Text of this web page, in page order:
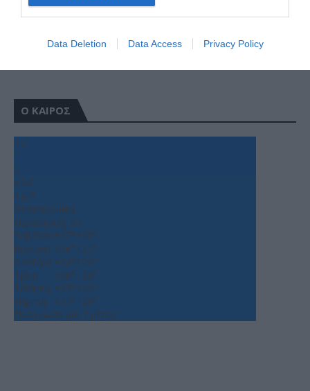
Data Deletion Data Access Privacy Policy
Ο ΚΑΙΡΟΣ
+31
°
C
+34°
+27°
Θεσσαλονίκη
Παρασκευή, 07
Σάββατο+37°+28°
Κυριακή +36°+27°
Δευτέρα +34°+26°
Τρίτη
+36°+26°
Τετάρτη +37°+25°
Πέμπτη
+37°+25°
Πρόγνωση για 7 μέρες